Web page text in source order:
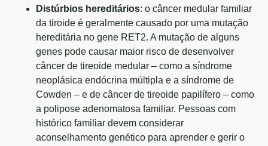
Distúrbios hereditários: o câncer medular familiar
da tiroide é geralmente causado por uma mutação
hereditária no gene RET2. A mutação de alguns
genes pode causar maior risco de desenvolver
câncer de tireoide medular – como a síndrome
neoplásica endócrina múltipla e a síndrome de
Cowden – e de câncer de tireoide papilífero – como
a polipose adenomatosa familiar. Pessoas com
histórico familiar devem considerar
aconselhamento genético para aprender e gerir o